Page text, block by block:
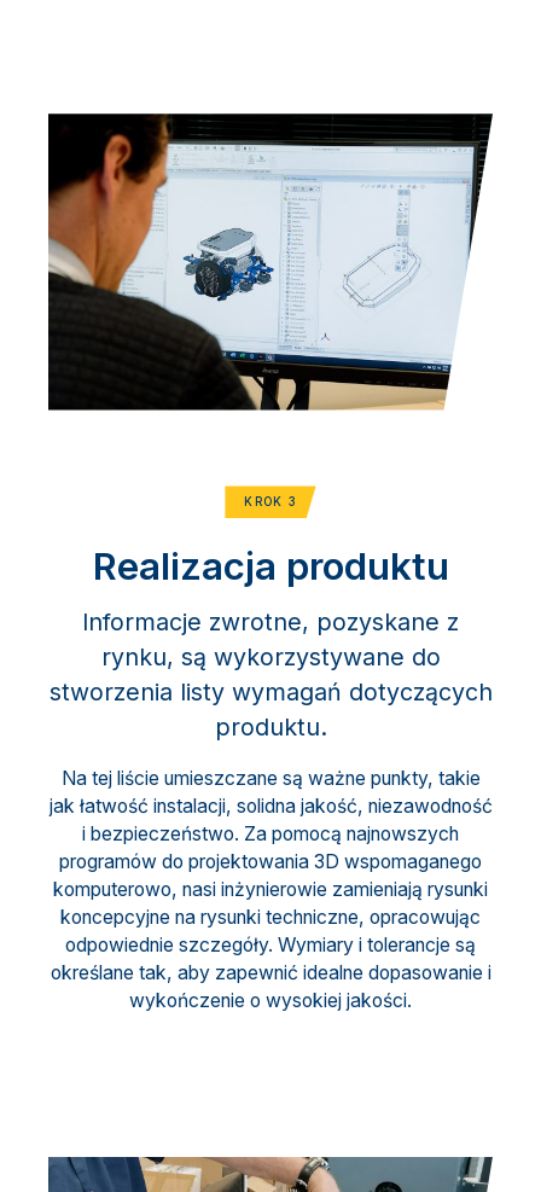
KROK 3
Realizacja produktu
Informacje zwrotne, pozyskane z
rynku, są wykorzystywane do
stworzenia listy wymagań dotyczących
produktu.
Na tej liście umieszczane są ważne punkty, takie
jak łatwość instalacji, solidna jakość, niezawodność
i bezpieczeństwo. Za pomocą najnowszych
programów do projektowania 3D wspomaganego
komputerowo, nasi inżynierowie zamieniają rysunki
koncepcyjne na rysunki techniczne, opracowując
odpowiednie szczegóły. Wymiary i tolerancje są
określane tak, aby zapewnić idealne dopasowanie i
wykończenie o wysokiej jakości.